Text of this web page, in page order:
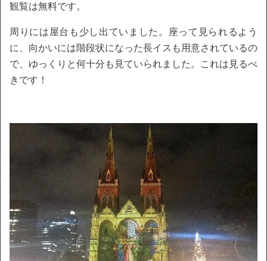
観覧は無料です。
周りには屋台も少し出ていました。座って見られるよう
に、向かいには階段状になった長イスも用意されているの
で、ゆっくりと何十分も見ていられました。これは見るべ
きです！